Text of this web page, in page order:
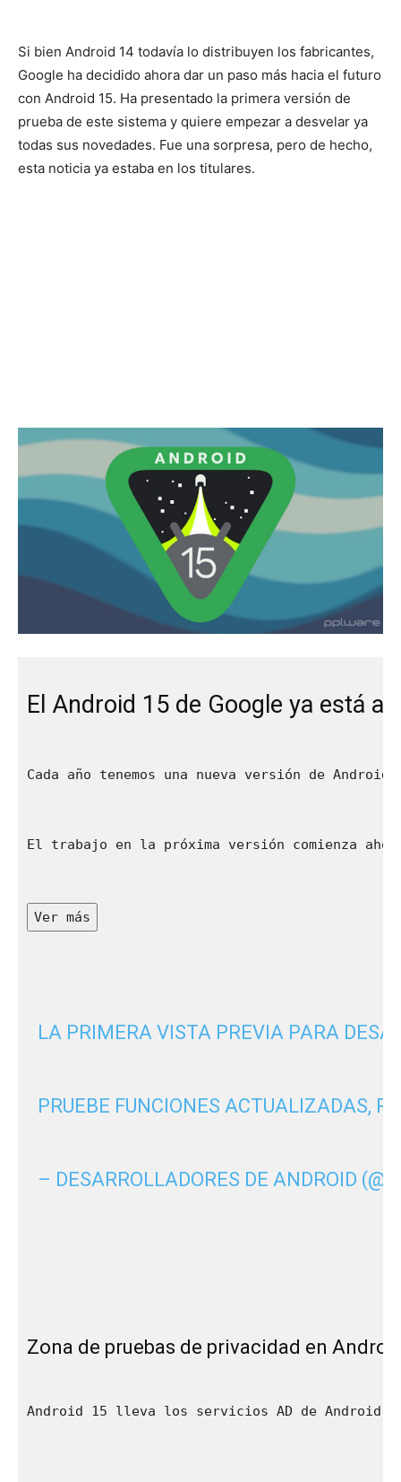
Si bien Android 14 todavía lo distribuyen los fabricantes,
Google ha decidido ahora dar un paso más hacia el futuro
con Android 15. Ha presentado la primera versión de
prueba de este sistema y quiere empezar a desvelar ya
todas sus novedades. Fue una sorpresa, pero de hecho,
esta noticia ya estaba en los titulares.
El Android 15 de Google ya está
Cada año tenemos una nueva versión de
El trabajo en la próxima versión comienza
Ver más
LA PRIMERA VISTA PREVIA PARA
PRUEBE FUNCIONES ACTUALIZADAS,
– DESARROLLADORES DE ANDROID
Zona de pruebas de privacidad en
Android 15 lleva los servicios AD de Android